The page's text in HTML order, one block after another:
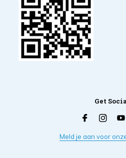
Get
Meld je aan voor